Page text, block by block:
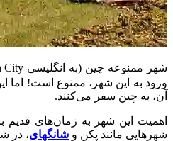
آن، به چین سفر می‌کنند.
اهمیت این شهر به زمان‌های
شهرهایی مانند پکن و شانگهای، در